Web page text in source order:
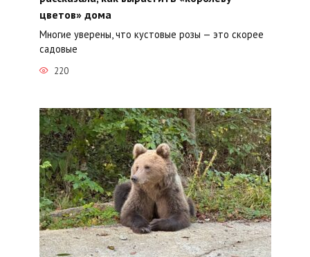
цветов» дома
Многие уверены, что кустовые розы — это скорее
садовые
220